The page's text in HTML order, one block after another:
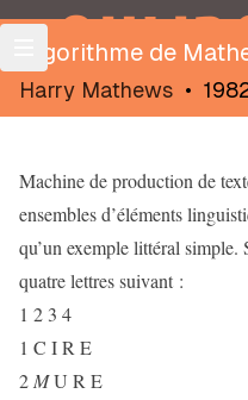
Algorithme de
Harry Mathews •
Machine de production de
ensembles d’éléments
qu’un exemple littéral simple.
quatre lettres suivant :
1 2 3 4
1 C I R E
2 MU R E